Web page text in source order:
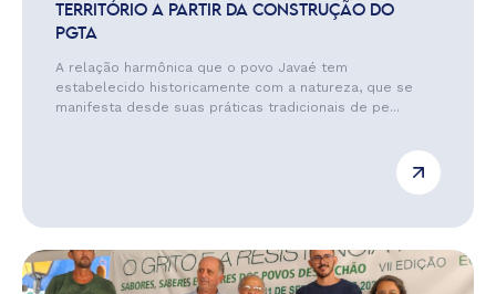
TERRITÓRIO A PARTIR DA CONSTRUÇÃO DO
PGTA
A relação harmônica que o povo Javaé tem
estabelecido historicamente com a natureza, que se
manifesta desde suas práticas tradicionais de pe...